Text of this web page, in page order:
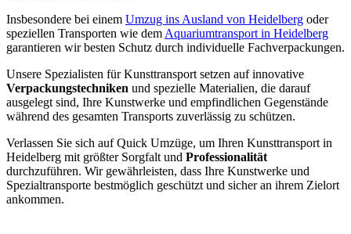
Insbesondere bei einem Umzug ins Ausland von Heidelberg oder
speziellen Transporten wie dem Aquariumtransport in Heidelberg
garantieren wir besten Schutz durch individuelle Fachverpackungen.
Unsere Spezialisten für Kunsttransport setzen auf innovative
Verpackungstechniken und spezielle Materialien, die darauf
ausgelegt sind, Ihre Kunstwerke und empfindlichen Gegenstände
während des gesamten Transports zuverlässig zu schützen.
Verlassen Sie sich auf Quick Umzüge, um Ihren Kunsttransport in
Heidelberg mit größter Sorgfalt und Professionalität
durchzuführen. Wir gewährleisten, dass Ihre Kunstwerke und
Spezialtransporte bestmöglich geschützt und sicher an ihrem Zielort
ankommen.